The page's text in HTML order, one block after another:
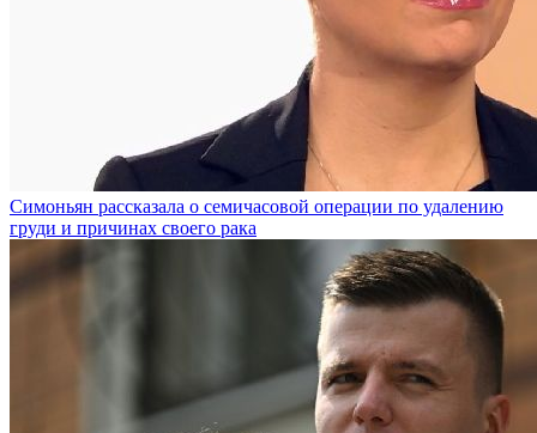
Симоньян рассказала о семичасовой операции по удалению
груди и причинах своего рака